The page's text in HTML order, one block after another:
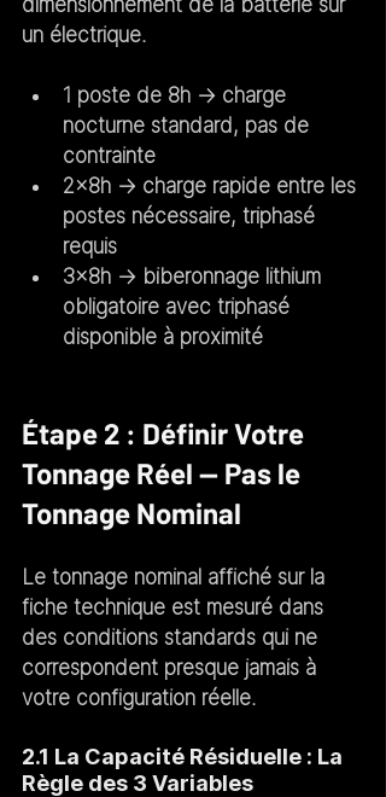
un électrique.
1 poste de 8h → charge
nocturne standard, pas de
contrainte
2×8h → charge rapide entre les
postes nécessaire, triphasé
requis
3×8h → biberonnage lithium
obligatoire avec triphasé
disponible à proximité
Étape 2 : Définir Votre
Tonnage Réel — Pas le
Tonnage Nominal
Le tonnage nominal affiché sur la
fiche technique est mesuré dans
des conditions standards qui ne
correspondent presque jamais à
votre configuration réelle.
2.1 La Capacité Résiduelle : La
Règle des 3 Variables